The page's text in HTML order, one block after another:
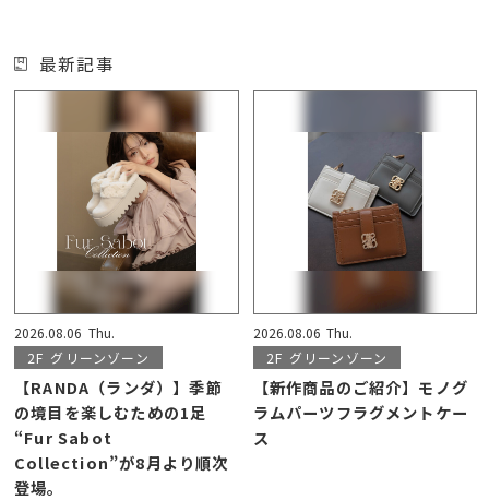
最新記事
2026.08.06 Thu.
2F グリーンゾーン
【RANDA（ランダ）】季節
の境目を楽しむための1足
“Fur Sabot
Collection”が8月より順次
登場。
2026.08.06 Thu.
2F グリーンゾーン
【新作商品のご紹介】モノグ
ラムパーツフラグメントケー
ス